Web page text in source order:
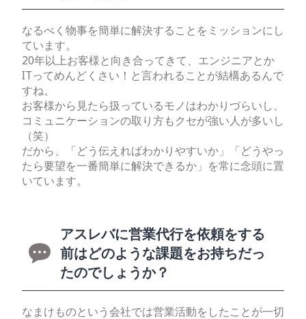
なるべく物事を簡単に解決することをミッションにし
ています。
20年以上お客様と向き合ってきて、エンジニアとか
ITってめんどくさい！と言われることが結構あるんで
すね。
お客様から見たら扱っているモノはわかりづらいし、
コミュニケーションの取り方もクセが強い人が多いし
（笑）
だから、「どう伝えればわかりやすいか」「どうやっ
たら要望を一番簡単に解決できるか」を常に念頭に置
いています。
アスレバに営業代行を依頼をする
前はどのような課題をお持ちだっ
たのでしょうか？
なまけものという会社では営業活動をしたことが一切